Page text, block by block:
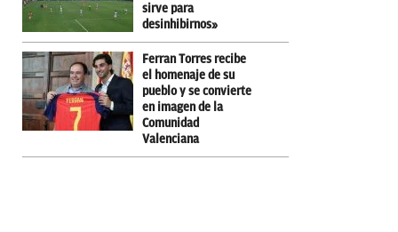
sirve para
desinhibirnos»
Ferran Torres recibe
el homenaje de su
pueblo y se convierte
en imagen de la
Comunidad
Valenciana